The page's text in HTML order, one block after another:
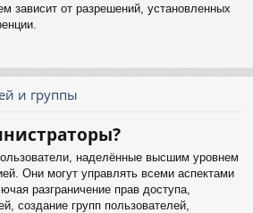
зависит от разрешений, установленных
и группы
наделённые высшим уровнем
Они могут управлять всеми аспектами
разграничение прав доступа,
создание групп пользователей,